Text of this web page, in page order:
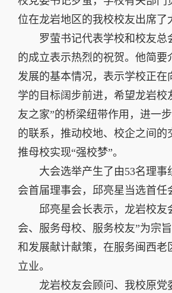
位在龙岩地区的我校校友出席了
罗萤书记代表学校和校友总
的成立表示热烈的祝贺。他简要
发展的基本情况，表示学校正在
学的目标阔步前进，希望龙岩校
友之家”的桥梁纽带作用，进一
的联系，推动校地、校企之间的
推母校实现“强校梦”。
大会选举产生了由53名理事
会首届理事会，邱亮星当选首任
邱亮星会长表示，龙岩校友
会、服务母校、服务校友”为宗
和发展献计献策，在服务闽西老
立业。
龙岩校友会顾问、我校原党